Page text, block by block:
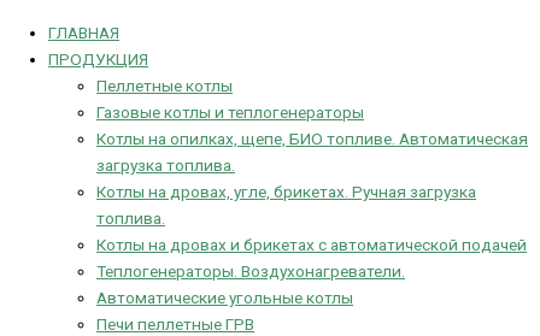
ГЛАВНАЯ
ПРОДУКЦИЯ
Пеллетные котлы
Газовые котлы и теплогенераторы
Котлы на опилках, щепе, БИО топливе. Автоматическая
загрузка топлива.
Котлы на дровах, угле, брикетах. Ручная загрузка
топлива.
Котлы на дровах и брикетах с автоматической подачей
Теплогенераторы. Воздухонагреватели.
Автоматические угольные котлы
Печи пеллетные ГРВ